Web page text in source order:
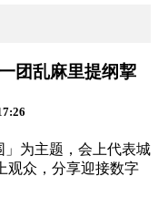
团乱麻里提纲挈
为主题，会上代表城
观众，分享迎接数字